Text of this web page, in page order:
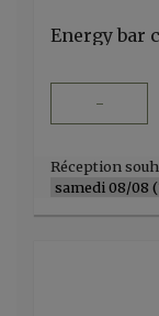
-
Réception